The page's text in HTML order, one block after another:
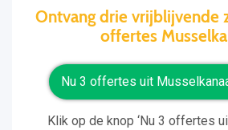
Ontvang drie vrijblijvende
offertes
Nu 3 offertes uit
Klik op de knop ‘Nu 3 offertes